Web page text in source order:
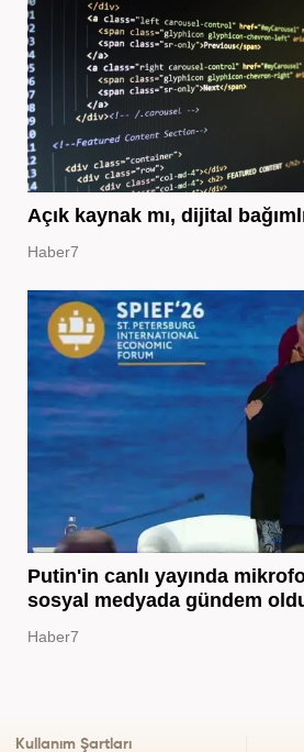
Açık kaynak mı, dijital
Haber7
Putin'in canlı yayında
sosyal medyada gündem
Haber7
Kullanım Şartları